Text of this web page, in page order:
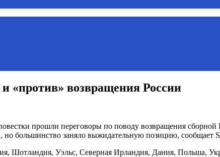
«против» возвращения России
прошли переговоры по поводу возвращения
но большинство заняло выжидательную позицию, сообщает
Шотландия, Уэльс, Северная Ирландия, Дания, Польша,